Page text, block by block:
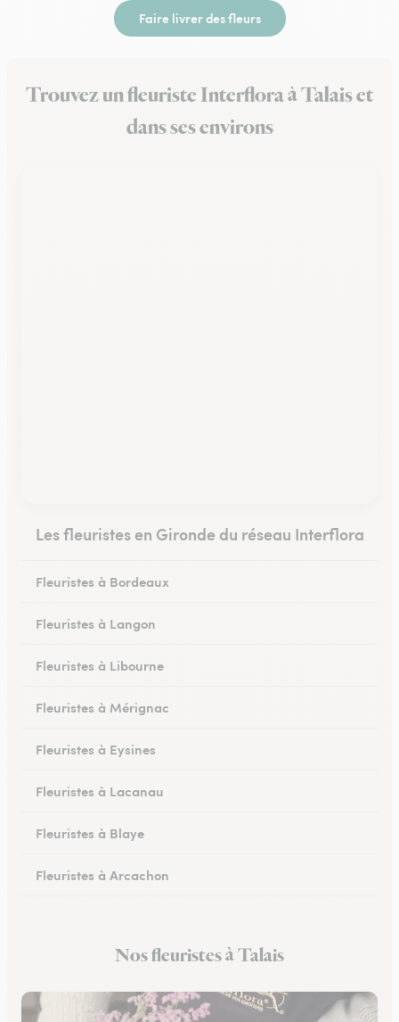
Faire livrer des fleurs
Trouvez un fleuriste Interflora à Talais et
dans ses environs
Les fleuristes en Gironde du réseau Interflora
Fleuristes à Bordeaux
Fleuristes à Langon
Fleuristes à Libourne
Fleuristes à Mérignac
Fleuristes à Eysines
Fleuristes à Lacanau
Fleuristes à Blaye
Fleuristes à Arcachon
Fleuristes à PessacNos fleuristes à Talais